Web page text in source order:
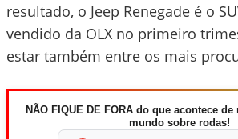
resultado, o Jeep Renegade é o
vendido da OLX no primeiro
estar também entre os mais
NÃO FIQUE DE FORA do que acontece
mundo sobre rodas!